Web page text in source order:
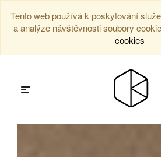
Tento web používá k poskytování
a analýze návštěvnosti soubory
cookies